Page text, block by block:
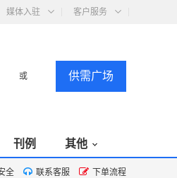
媒体入驻 客户服务
或 供需广场
刊例 其他
全 联系客服 下单流程